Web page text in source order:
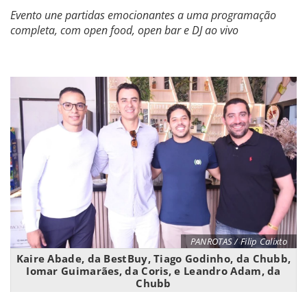
Evento une partidas emocionantes a uma programação
completa, com open food, open bar e DJ ao vivo
PANROTAS / Filip Calixto
Kaire Abade, da BestBuy, Tiago Godinho, da Chubb,
Iomar Guimarães, da Coris, e Leandro Adam, da
Chubb